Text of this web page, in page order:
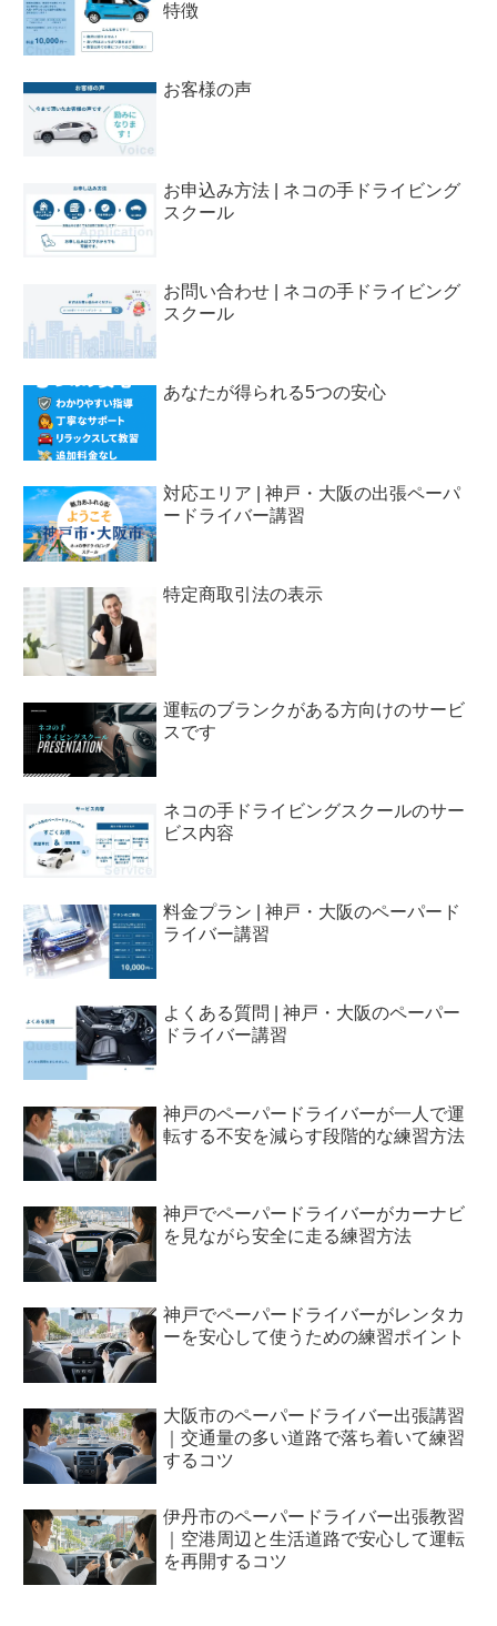
特徴
お客様の声
お申込み方法 | ネコの手ドライビング
スクール
お問い合わせ | ネコの手ドライビング
スクール
あなたが得られる5つの安心
対応エリア | 神戸・大阪の出張ペーパ
ードライバー講習
特定商取引法の表示
運転のブランクがある方向けのサービ
スです
ネコの手ドライビングスクールのサー
ビス内容
料金プラン | 神戸・大阪のペーパード
ライバー講習
よくある質問 | 神戸・大阪のペーパー
ドライバー講習
神戸のペーパードライバーが一人で運
転する不安を減らす段階的な練習方法
神戸でペーパードライバーがカーナビ
を見ながら安全に走る練習方法
神戸でペーパードライバーがレンタカ
ーを安心して使うための練習ポイント
大阪市のペーパードライバー出張講習
｜交通量の多い道路で落ち着いて練習
するコツ
伊丹市のペーパードライバー出張教習
｜空港周辺と生活道路で安心して運転
を再開するコツ